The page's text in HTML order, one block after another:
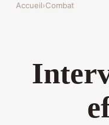
Accueil›Combat